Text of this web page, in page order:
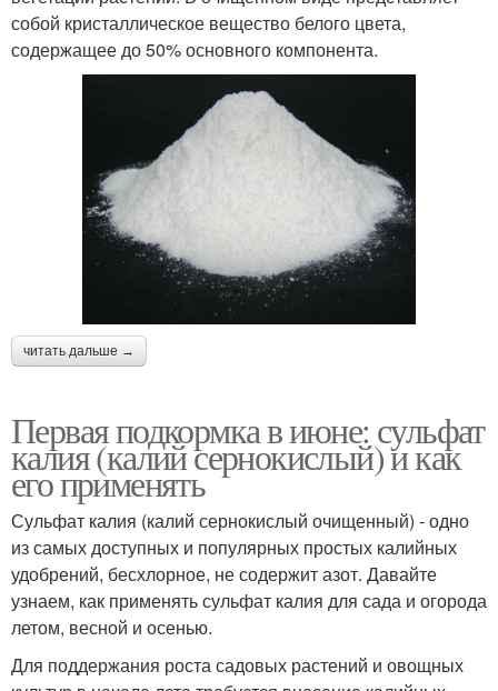
собой кристаллическое вещество белого цвета,
содержащее до 50% основного компонента.
читать дальше →
Первая подкормка в июне: сульфат
калия (калий сернокислый) и как
его применять
Сульфат калия (калий сернокислый очищенный) - одно
из самых доступных и популярных простых калийных
удобрений, бесхлорное, не содержит азот. Давайте
узнаем, как применять сульфат калия для сада и огорода
летом, весной и осенью.
Для поддержания роста садовых растений и овощных